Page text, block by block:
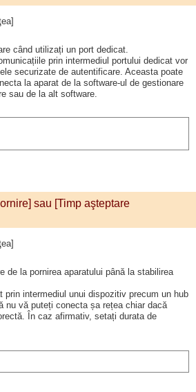
când utilizați un port dedicat.
prin intermediul portului dedicat vor
securizate de autentificare. Aceasta poate
la aparat de la software-ul de gestionare
sau de la alt software.
sau [Timp aşteptare
de la pornirea aparatului până la stabilirea
prin intermediul unui dispozitiv precum un hub
nu vă puteți conecta șa rețea chiar dacă
În caz afirmativ, setați durata de